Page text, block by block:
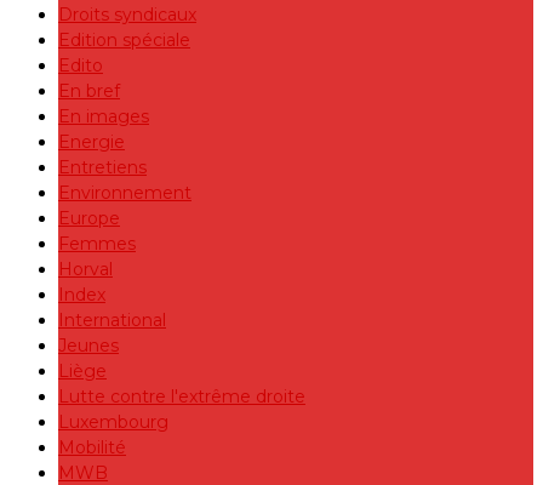
Droits syndicaux
Edition spéciale
Edito
En bref
En images
Energie
Entretiens
Environnement
Europe
Femmes
Horval
Index
International
Jeunes
Liège
Lutte contre l'extrême droite
Luxembourg
Mobilité
MWB